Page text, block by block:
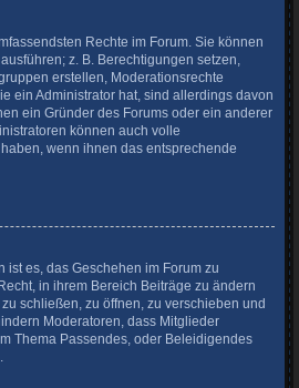
Rechte im Forum. Sie können
z. B. Berechtigungen setzen,
erstellen, Moderationsrechte
ein Administrator hat, sind allerdings davon
ein Gründer des Forums oder ein anderer
können auch volle
wenn ihnen das entsprechende
ist es, das Geschehen im Forum zu
in ihrem Bereich Beiträge zu ändern
schließen, zu öffnen, zu verschieben und
Moderatoren, dass Mitglieder
Thema Passendes, oder Beleidigendes